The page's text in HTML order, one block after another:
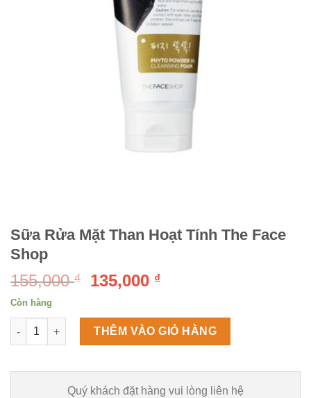
Sữa Rửa Mặt Than Hoạt Tính The Face
Shop
155,000₫ 135,000 ₫
Còn hàng
Sữa Rửa Mặt Than Hoạt Tính The Face Shop số lượng
THÊM VÀO GIỎ HÀNG
Quý khách đặt hàng vui lòng liên hệ